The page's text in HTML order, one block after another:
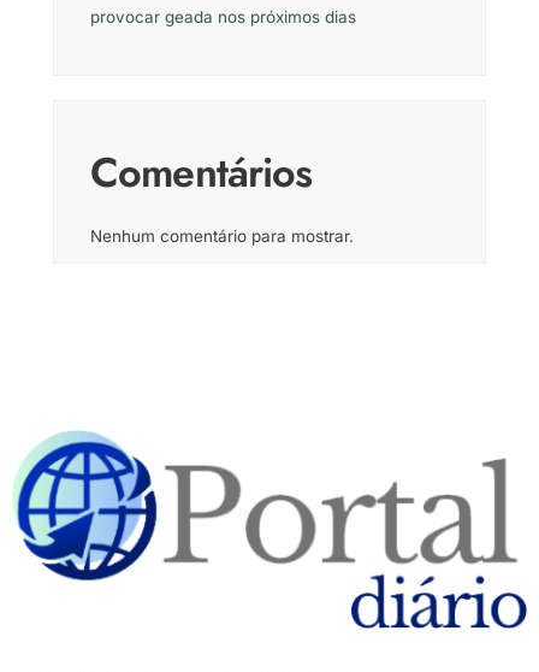
provocar geada nos próximos dias
Comentários
Nenhum comentário para mostrar.